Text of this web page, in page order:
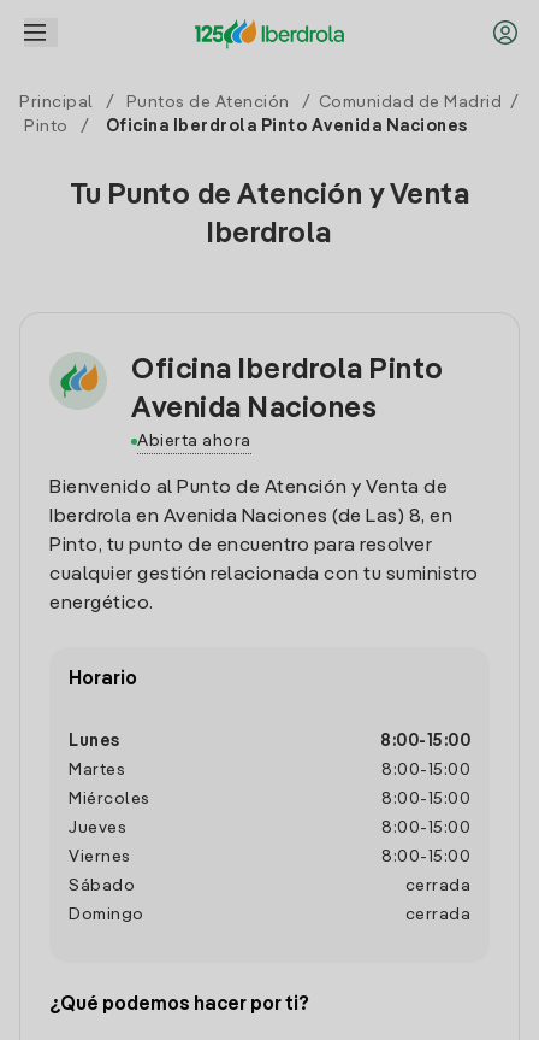
Principal / Puntos de Atención / Comunidad de Madrid
/
Pinto
/ Oficina Iberdrola Pinto Avenida Naciones
Tu Punto de Atención y Venta
Iberdrola
Oficina Iberdrola Pinto
Avenida Naciones
Abierta ahora
Bienvenido al Punto de Atención y Venta de
Iberdrola en Avenida Naciones (de Las) 8, en
Pinto, tu punto de encuentro para resolver
cualquier gestión relacionada con tu suministro
energético.
Horario
Lunes 8:00- 15:00
Martes
8:00- 15:00
Miércoles
8:00- 15:00
Jueves
8:00- 15:00
Viernes
8:00- 15:00
Sábado
cerrada
Domingo
cerrada
¿Qué podemos hacer por ti?